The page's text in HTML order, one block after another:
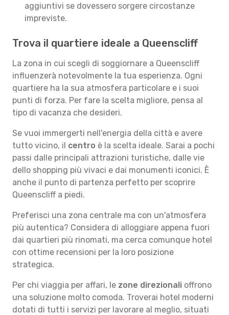
aggiuntivi se dovessero sorgere circostanze
impreviste.
Trova il quartiere ideale a Queenscliff
La zona in cui scegli di soggiornare a Queenscliff
influenzerà notevolmente la tua esperienza. Ogni
quartiere ha la sua atmosfera particolare e i suoi
punti di forza. Per fare la scelta migliore, pensa al
tipo di vacanza che desideri.
Se vuoi immergerti nell'energia della città e avere
tutto vicino, il centro è la scelta ideale. Sarai a pochi
passi dalle principali attrazioni turistiche, dalle vie
dello shopping più vivaci e dai monumenti iconici. È
anche il punto di partenza perfetto per scoprire
Queenscliff a piedi.
Preferisci una zona centrale ma con un'atmosfera
più autentica? Considera di alloggiare appena fuori
dai quartieri più rinomati, ma cerca comunque hotel
con ottime recensioni per la loro posizione
strategica.
Per chi viaggia per affari, le zone direzionali offrono
una soluzione molto comoda. Troverai hotel moderni
dotati di tutti i servizi per lavorare al meglio, situati